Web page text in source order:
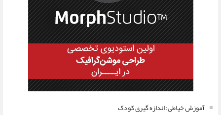
آموزش خیاطی: اندازه گیری کودک